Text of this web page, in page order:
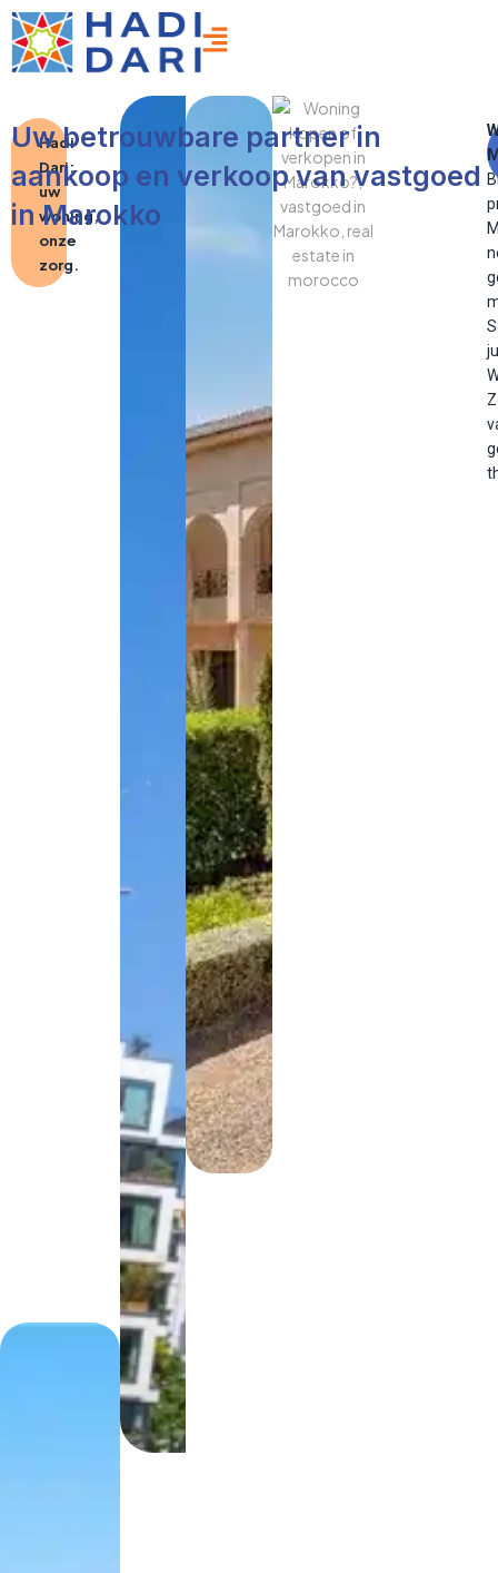
Ga
naar
de
Hadi
Dari:
uw
woning,
onze
zorg.
Uw betrouwbare partner in
aankoop en verkoop van vastgoed
in Marokko